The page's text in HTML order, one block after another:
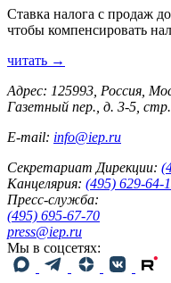
Ставка налога с продаж
чтобы компенсировать
читать →
Адрес: 125993, Россия,
Газетный пер., д. 3-5,
E-mail: info@iep.ru
Секретариат Дирекции:
Канцелярия: (495) 629-64-
Пресс-служба:
(495) 695-67-70
press@iep.ru
Мы в соцсетях: